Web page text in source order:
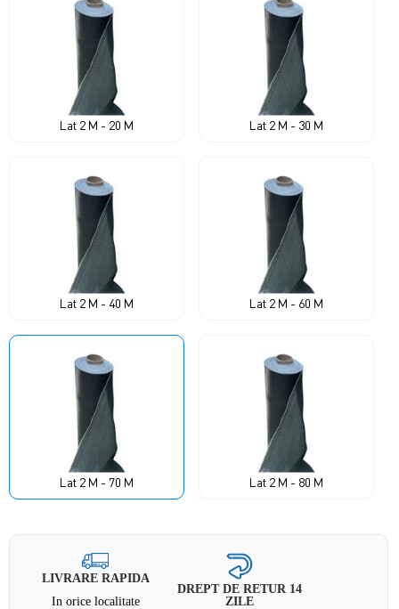
Lat 2 M - 20 M Lat 2 M - 30 M
Lat 2 M - 40 M Lat 2 M - 60 M
Lat 2 M - 70 M Lat 2 M - 80 M
LIVRARE RAPIDA
In orice localitate
DREPT DE RETUR 14
ZILE